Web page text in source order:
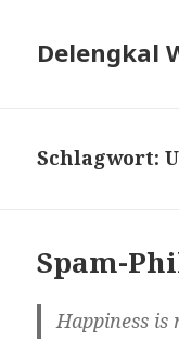
Delengkal
Schlagwort:
Spam-
Happiness is